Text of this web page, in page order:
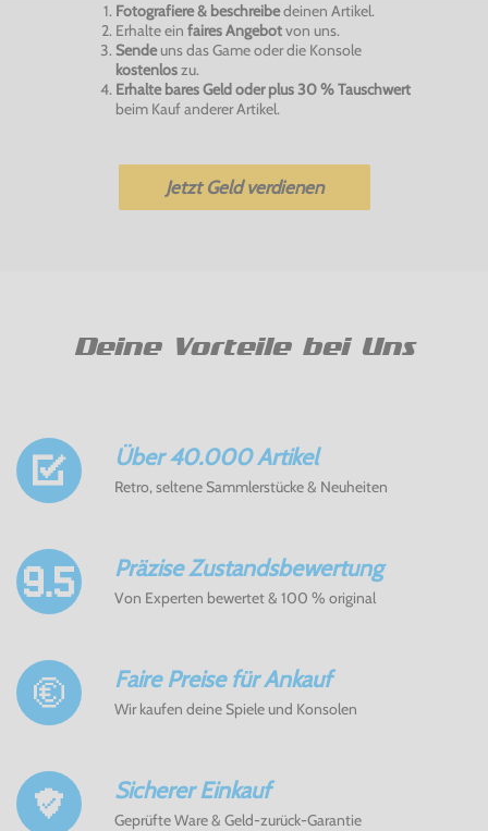
Fotografiere & beschreibedeinen Artikel.
Erhalte ein faires Angebotvon uns.
Sendeuns das Game oder die Konsole
kostenloszu.
Erhalte bares Geld oder plus 30 % Tauschwert
beim Kauf anderer Artikel.
Jetzt Geld verdienen
Deine Vorteile bei Uns
Über 40.000 Artikel
Retro, seltene Sammlerstücke & Neuheiten
Präzise Zustandsbewertung
Von Experten bewertet & 100 % original
Faire Preise für Ankauf
Wir kaufen deine Spiele und Konsolen
Sicherer Einkauf
Geprüfte Ware & Geld-zurück-Garantie